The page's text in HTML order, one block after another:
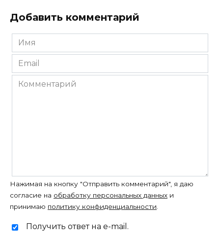
Добавить комментарий
Имя
*
Email
*
Комментарий
Нажимая на кнопку "Отправить комментарий", я даю
согласие на обработку персональных данных и
принимаю политику конфиденциальности.
Получить ответ на e-mail.